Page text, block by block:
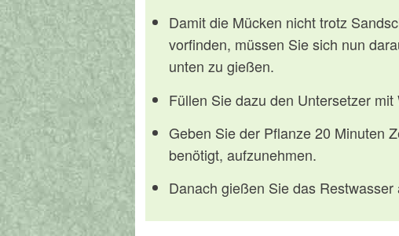
Damit die Mücken nicht trotz
vorfinden, müssen Sie sich nun
unten zu gießen.
Füllen Sie dazu den Untersetzer mit
Geben Sie der Pflanze 20 Minuten
benötigt, aufzunehmen.
Danach gießen Sie das